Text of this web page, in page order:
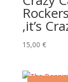
,it’s
15,00 €